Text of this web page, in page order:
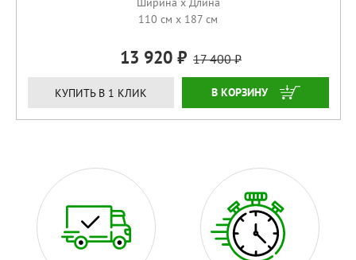
110 см x 187 см
13 920 17 400
КУПИТЬ В 1 КЛИК КУПИТЬ